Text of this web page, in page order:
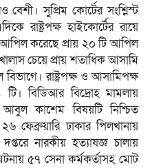
সুপ্রিম কোর্টের সংশ্লিস্ট
রাষ্ট্রপক্ষ হাইকোর্টের রায়ে
করেছে প্রায় ২০ টি আপিল
চেয়ে প্রায় শতাধিক আসামি
রাষ্ট্রপক্ষ ও আসামিপক্ষ
বিডিআর বিদ্রোহ মামলায়
কাশেম বিষয়টি নিশ্চিত
ঢাকার পিলখানায়
নারকীয় হত্যাযজ্ঞ চালায়
৫৭ সেনা কর্মকর্তাসহ মোট